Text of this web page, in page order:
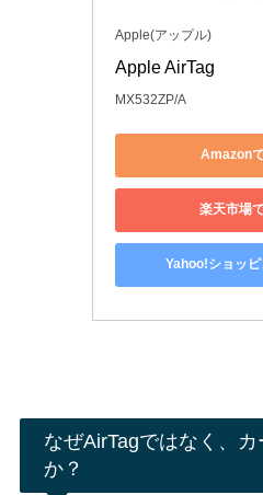
Apple(アップル)
Apple AirTag
MX532ZP/A
Amazon
楽天市場
Yahoo!ショッ
なぜAirTagではなく、
か？